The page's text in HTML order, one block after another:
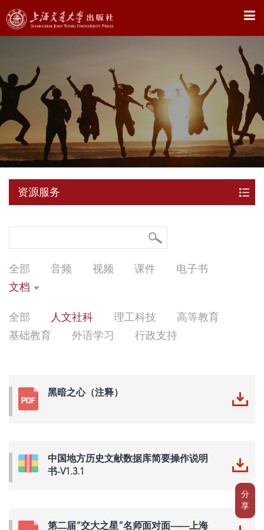
X
分
享
资源服务
全部 音频 视频 课件
电子书
文档
全部 人文社科 理工科技
高等教育
基础教育
外语学习 行政支持
黑暗之心（注释）
中国地方历史文献数据库简要操作说明
书-V1.3.1
第二届“交大之星”名师面对面——上海